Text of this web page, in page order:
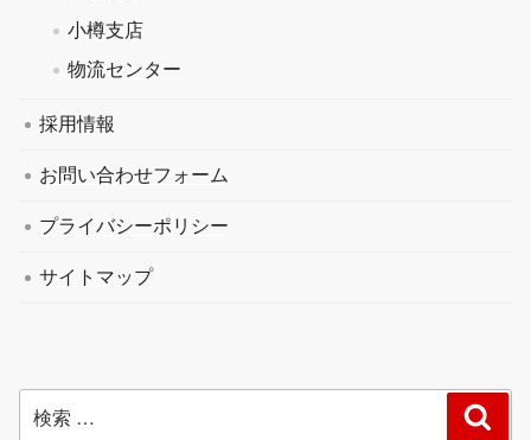
小樽支店
物流センター
採用情報
お問い合わせフォーム
プライバシーポリシー
サイトマップ
索: